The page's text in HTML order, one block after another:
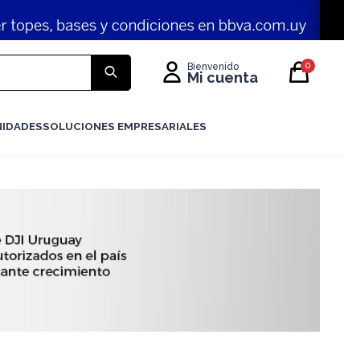
SOLUCIONES EMPRESARIALES
0